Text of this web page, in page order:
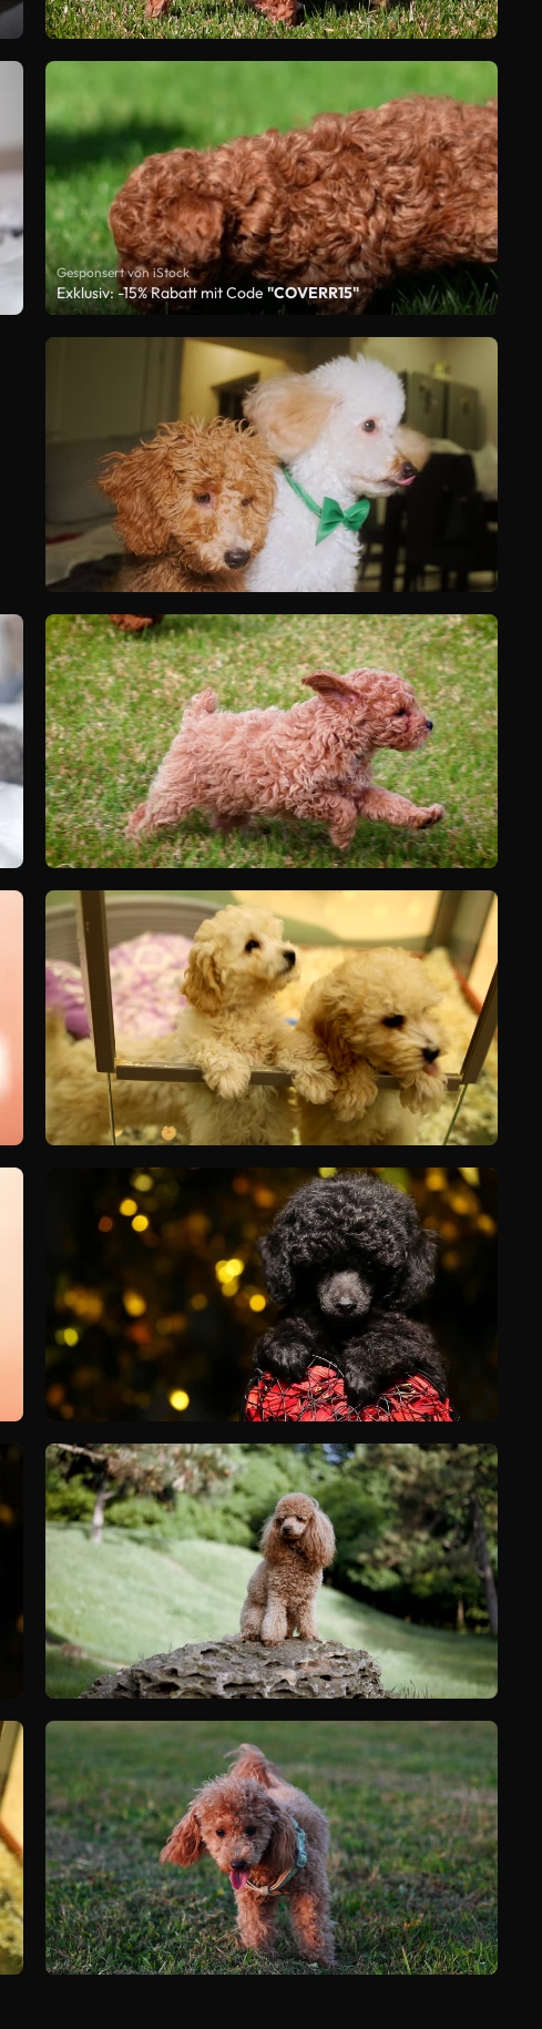
Gesponsert von iStock
Exklusiv: -15% Rabatt mit Code "COVERR15"